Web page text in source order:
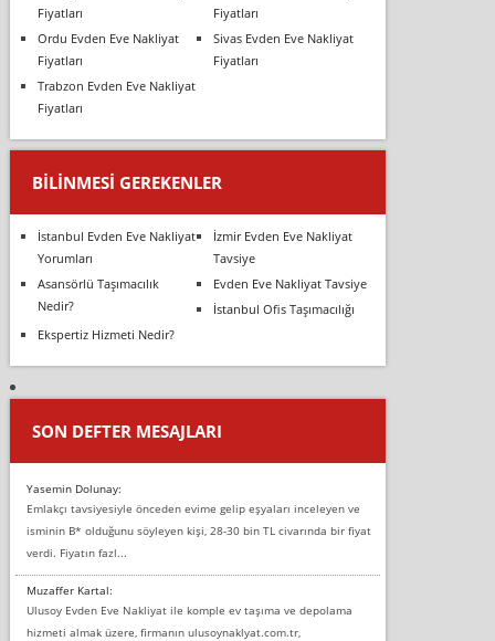
Fiyatları
Fiyatları
Ordu Evden Eve Nakliyat
Fiyatları
Sivas Evden Eve Nakliyat
Fiyatları
Trabzon Evden Eve Nakliyat
Fiyatları
BILINMESI GEREKENLER
İstanbul Evden Eve Nakliyat
Yorumları
İzmir Evden Eve Nakliyat
Tavsiye
Asansörlü Taşımacılık
Nedir?
Evden Eve Nakliyat Tavsiye
İstanbul Ofis Taşımacılığı
Ekspertiz Hizmeti Nedir?
SON DEFTER MESAJLARI
Yasemin Dolunay:
Emlakçı tavsiyesiyle önceden evime gelip eşyaları inceleyen ve
isminin B* olduğunu söyleyen kişi, 28-30 bin TL civarında bir fiyat
verdi. Fiyatın fazl...
Muzaffer Kartal:
Ulusoy Evden Eve Nakliyat ile komple ev taşıma ve depolama
hizmeti almak üzere, firmanın ulusoynaklyat.com.tr,